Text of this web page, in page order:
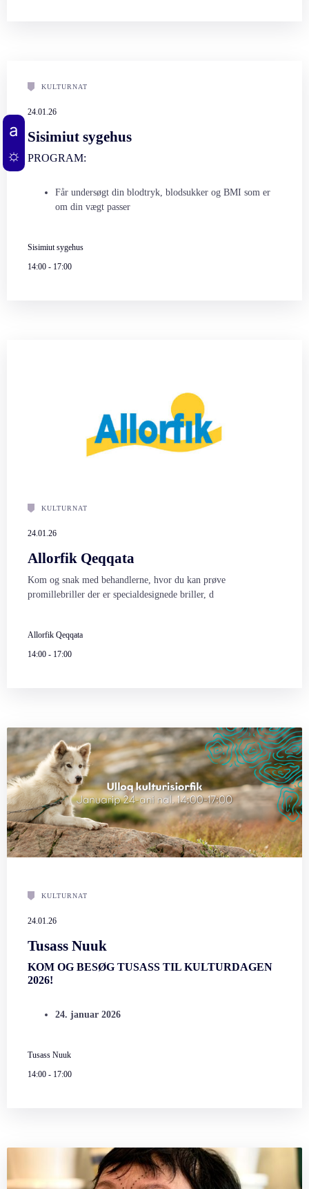
KULTURNAT
24.01.26
Sisimiut sygehus
PROGRAM:
Får undersøgt din blodtryk, blodsukker og BMI som er
om din vægt passer
Sisimiut sygehus
14:00 - 17:00
KULTURNAT
24.01.26
Allorfik Qeqqata
Kom og snak med behandlerne, hvor du kan prøve
promillebriller der er specialdesignede briller, d
Allorfik Qeqqata
14:00 - 17:00
KULTURNAT
24.01.26
Tusass Nuuk
KOM OG BESØG TUSASS TIL KULTURDAGEN
2026!
24. januar 2026
Tusass Nuuk
14:00 - 17:00